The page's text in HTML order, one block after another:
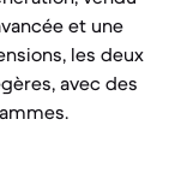
et une
les deux
avec des